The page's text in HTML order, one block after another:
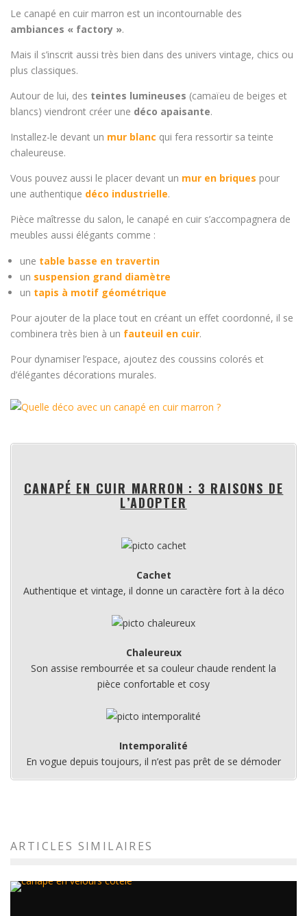
Le canapé en cuir marron est un incontournable des
ambiances « factory ».
Mais il s’inscrit aussi très bien dans des univers vintage, chics ou
plus classiques.
Autour de lui, des teintes lumineuses (camaïeu de beiges et
blancs) viendront créer une déco apaisante.
Installez-le devant un mur blanc qui fera ressortir sa teinte
chaleureuse.
Vous pouvez aussi le placer devant un mur en briques pour
une authentique déco industrielle.
Pièce maîtresse du salon, le canapé en cuir s’accompagnera de
meubles aussi élégants comme :
une table basse en travertin
un suspension grand diamètre
un tapis à motif géométrique
Pour ajouter de la place tout en créant un effet coordonné, il se
combinera très bien à un fauteuil en cuir.
Pour dynamiser l’espace, ajoutez des coussins colorés et
d’élégantes décorations murales.
CANAPÉ EN CUIR MARRON : 3 RAISONS DE
L’ADOPTER
Cachet
Authentique et vintage, il donne un caractère fort à la déco
Chaleureux
Son assise rembourrée et sa couleur chaude rendent la
pièce confortable et cosy
Intemporalité
En vogue depuis toujours, il n’est pas prêt de se démoder
ARTICLES SIMILAIRES